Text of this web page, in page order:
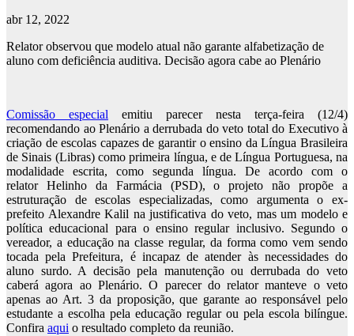
abr 12, 2022
Relator observou que modelo atual não garante alfabetização de
aluno com deficiência auditiva. Decisão agora cabe ao Plenário
Comissão especial emitiu parecer nesta terça-feira (12/4)
recomendando ao Plenário a derrubada do veto total do Executivo à
criação de escolas capazes de garantir o ensino da Língua Brasileira
de Sinais (Libras) como primeira língua, e de Língua Portuguesa, na
modalidade escrita, como segunda língua. De acordo com o
relator Helinho da Farmácia (PSD), o projeto não propõe a
estruturação de escolas especializadas, como argumenta o ex-
prefeito Alexandre Kalil na justificativa do veto, mas um modelo e
política educacional para o ensino regular inclusivo. Segundo o
vereador, a educação na classe regular, da forma como vem sendo
tocada pela Prefeitura, é incapaz de atender às necessidades do
aluno surdo. A decisão pela manutenção ou derrubada do veto
caberá agora ao Plenário. O parecer do relator manteve o veto
apenas ao Art. 3 da proposição, que garante ao responsável pelo
estudante a escolha pela educação regular ou pela escola bilíngue.
Confira aqui o resultado completo da reunião.